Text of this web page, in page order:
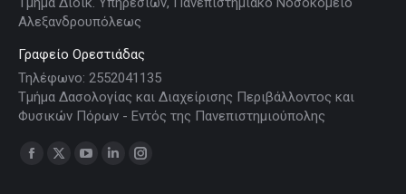
Αλεξανδρουπόλεως
Γραφείο Ορεστιάδας
Τηλέφωνο: 2552041135
Τμήμα Δασολογίας και Διαχείρισης Περιβάλλοντος και
Φυσικών Πόρων - Εντός της Πανεπιστημιούπολης
Find us on:
Facebook
X
YouTubeLinkedinInstagram